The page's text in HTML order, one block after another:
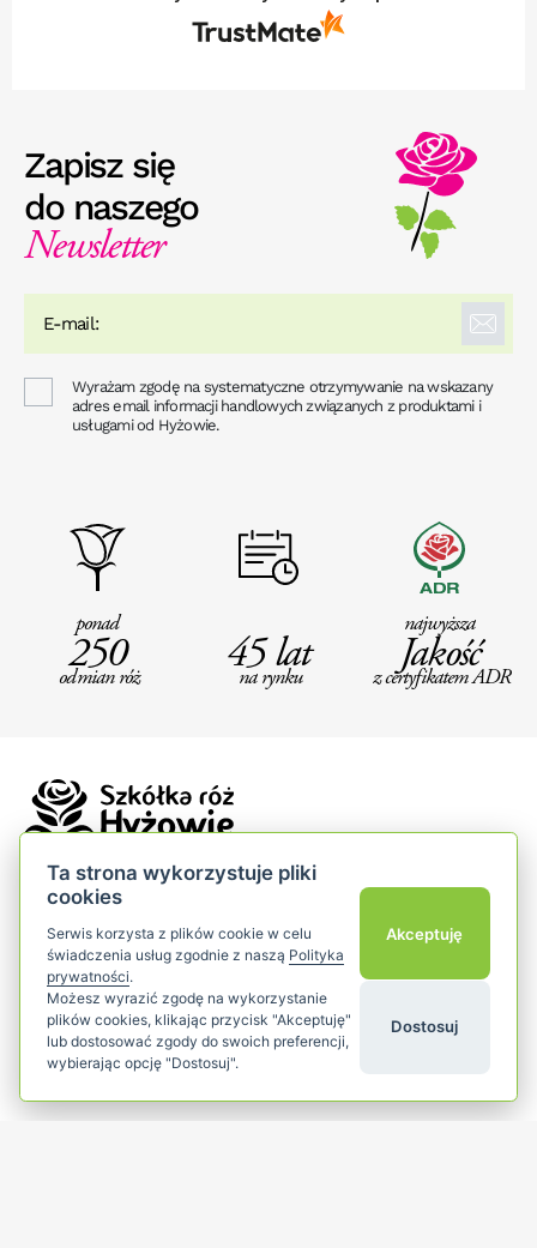
Zapisz się
do naszego
Newsletter
Wyrażam zgodę na systematyczne otrzymywanie na wskazany
adres email informacji handlowych związanych z produktami i
usługami od Hyżowie.
ponad
250
odmian róż
45 lat
na rynku
najwyższa
Jakość
z certyfikatem ADR
Szkółka Róż Hyżowie
Bilczyce 174
32-420 Gdów
małopolska
Popularne kategorie
Ta strona wykorzystuje pliki
cookies
Serwis korzysta z plików cookie w celu
świadczenia usług zgodnie z naszą Polityka
prywatności.
Możesz wyrazić zgodę na wykorzystanie
plików cookies, klikając przycisk "Akceptuję"
lub dostosować zgody do swoich preferencji,
wybierając opcję "Dostosuj".
Akceptuję
Dostosuj